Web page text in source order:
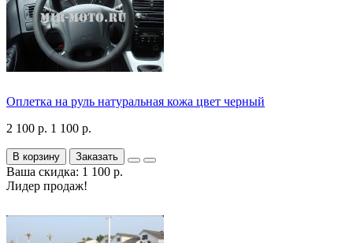
Оплетка на руль натуральная кожа цвет черный
2 100 р. 1 100 р.
В корзину Заказать
Ваша скидка: 1 100 р.
Лидер продаж!